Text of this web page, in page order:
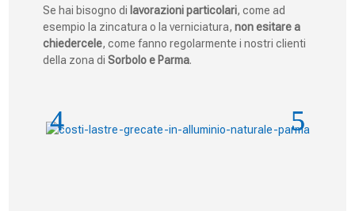
Se hai bisogno di lavorazioni particolari, come ad
esempio la zincatura o la verniciatura, non esitare a
chiedercele, come fanno regolarmente i nostri clienti
della zona di Sorbolo e Parma.